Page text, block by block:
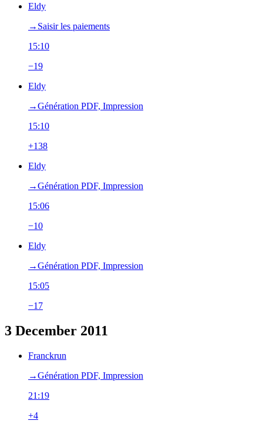
Eldy
→‎Saisir les paiements
15:10
−19
Eldy
→‎Génération PDF, Impression
15:10
+138
Eldy
→‎Génération PDF, Impression
15:06
−10
Eldy
→‎Génération PDF, Impression
15:05
−17
3 December 2011
Franckrun
→‎Génération PDF, Impression
21:19
+4